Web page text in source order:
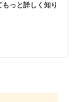
っと詳しく知り